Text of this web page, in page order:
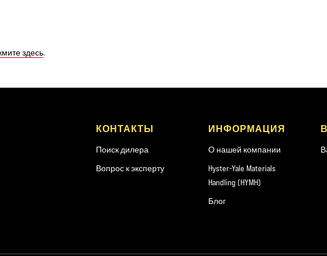
здесь.
КОНТАКТЫ
Поиск дилера
Вопрос к эксперту
ИНФОРМАЦИЯ
О нашей компании
Hyster-Yale Materials
Handling (HYMH)
Блог